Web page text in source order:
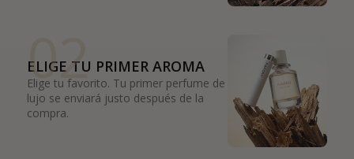
02
ELIGE TU PRIMER AROMA
Elige tu favorito. Tu primer perfume de
lujo se enviará justo después de la
compra.